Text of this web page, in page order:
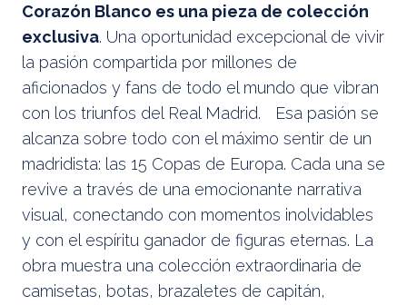
Corazón Blanco es una pieza de colección
exclusiva. Una oportunidad excepcional de vivir
la pasión compartida por millones de
aficionados y fans de todo el mundo que vibran
con los triunfos del Real Madrid. Esa pasión se
alcanza sobre todo con el máximo sentir de un
madridista: las 15 Copas de Europa. Cada una se
revive a través de una emocionante narrativa
visual, conectando con momentos inolvidables
y con el espíritu ganador de figuras eternas. La
obra muestra una colección extraordinaria de
camisetas, botas, brazaletes de capitán,